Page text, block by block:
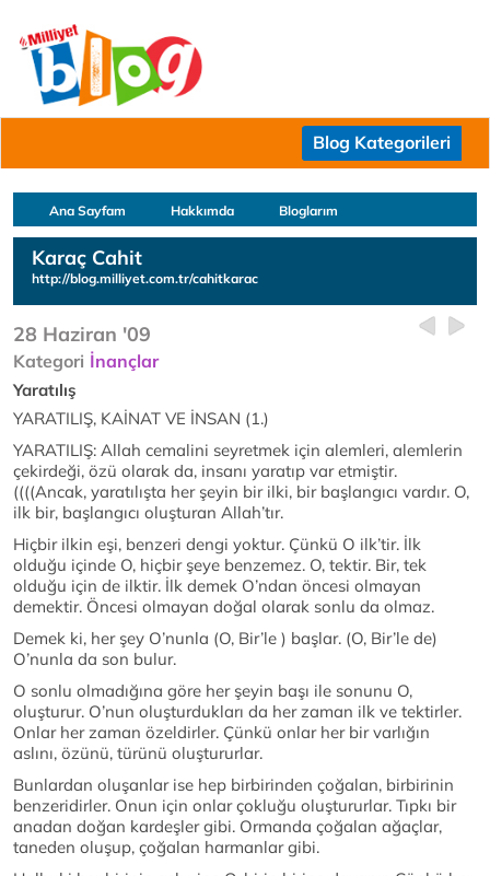
Blog Kategorileri
Ana Sayfam Hakkımda Bloglarım
Karaç Cahit
http://blog.milliyet.com.tr/cahitkarac
28 Haziran '09
Kategori İnançlar
Yaratılış
YARATILIŞ, KAİNAT VE İNSAN (1.)
YARATILIŞ: Allah cemalini seyretmek için alemleri, alemlerin
çekirdeği, özü olarak da, insanı yaratıp var etmiştir.
((((Ancak, yaratılışta her şeyin bir ilki, bir başlangıcı vardır. O,
ilk bir, başlangıcı oluşturan Allah’tır.
Hiçbir ilkin eşi, benzeri dengi yoktur. Çünkü O ilk’tir. İlk
olduğu içinde O, hiçbir şeye benzemez. O, tektir. Bir, tek
olduğu için de ilktir. İlk demek O’ndan öncesi olmayan
demektir. Öncesi olmayan doğal olarak sonlu da olmaz.
Demek ki, her şey O’nunla (O, Bir’le ) başlar. (O, Bir’le de)
O’nunla da son bulur.
O sonlu olmadığına göre her şeyin başı ile sonunu O,
oluşturur. O’nun oluşturdukları da her zaman ilk ve tektirler.
Onlar her zaman özeldirler. Çünkü onlar her bir varlığın
aslını, özünü, türünü oluştururlar.
Bunlardan oluşanlar ise hep birbirinden çoğalan, birbirinin
benzeridirler. Onun için onlar çokluğu oluştururlar. Tıpkı bir
anadan doğan kardeşler gibi. Ormanda çoğalan ağaçlar,
taneden oluşup, çoğalan harmanlar gibi.